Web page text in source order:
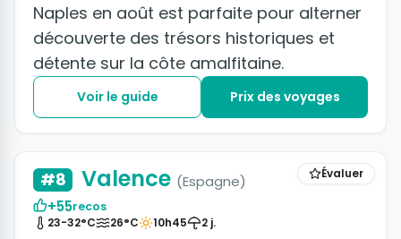
Naples en août est parfaite pour alterner
découverte des trésors historiques et
détente sur la côte amalfitaine.
Voir le guide Prix des voyages
Évaluer
#8 Valence (Espagne)
+55recos
23-32°C
26°C 10h45 2 j.